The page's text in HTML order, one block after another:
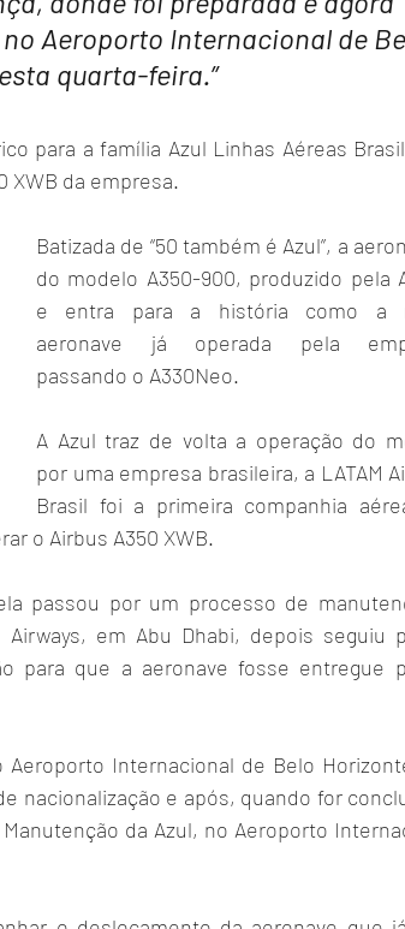
Aeroporto Internacional de
quarta-feira.”
para a família Azul Linhas Aéreas
XWB da empresa.
Batizada de “50 também é Azul”, a
do modelo A350-900, produzido pela
e entra para a história como a
aeronave já operada pela
passando o A330Neo.
A Azul traz de volta a operação do
por uma empresa brasileira, a LATAM
Brasil foi a primeira companhia
o Airbus A350 XWB.
passou por um processo de
em Abu Dhabi, depois seguiu
para que a aeronave fosse entregue
Internacional de Belo
nacionalização e após, quando for
da Azul, no Aeroporto